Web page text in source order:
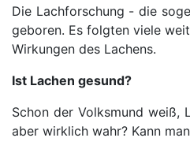
Die Lachforschung - die
geboren. Es folgten viele
Wirkungen des Lachens.
Ist Lachen gesund?
Schon der Volksmund weiß,
aber wirklich wahr? Kann